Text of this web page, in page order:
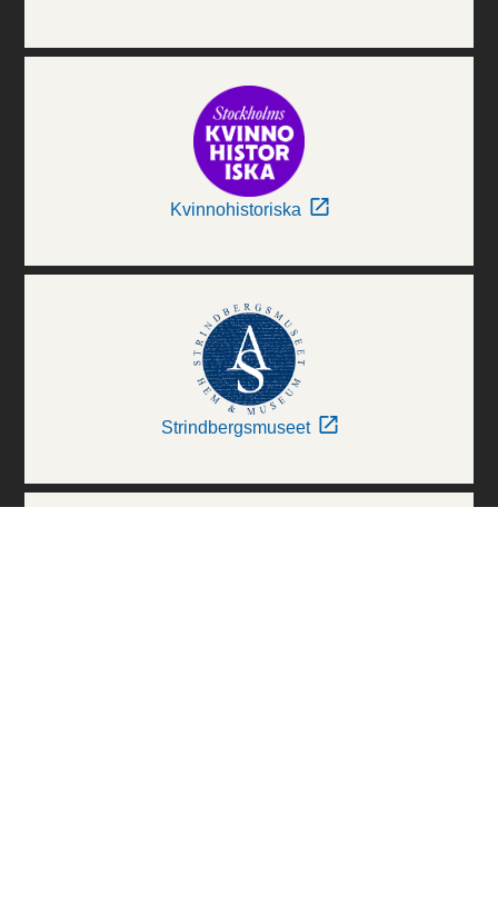
Kvinnohistoriska
Strindbergsmuseet